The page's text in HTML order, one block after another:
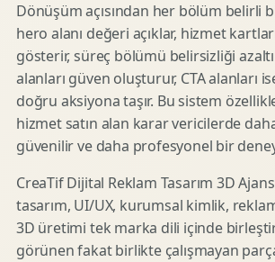
Dönüşüm açısından her bölüm belirli
hero alanı değeri açıklar, hizmet
gösterir, süreç bölümü belirsizliği
alanları güven oluşturur, CTA alanları
doğru aksiyona taşır. Bu sistem
hizmet satın alan karar vericilerde
güvenilir ve daha profesyonel bir
CreaTif Dijital Reklam Tasarım 3D
tasarım, UI/UX, kurumsal kimlik,
3D üretimi tek marka dili içinde
görünen fakat birlikte çalışmayan